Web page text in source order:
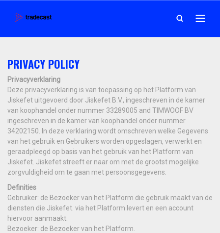
PRIVACY POLICY
Privacyverklaring
Deze privacyverklaring is van toepassing op het Platform van
Jiskefet uitgevoerd door Jiskefet B.V., ingeschreven in de kamer
van koophandel onder nummer 33289005 and TIMWOOF BV
ingeschreven in de kamer van koophandel onder nummer
34202150. In deze verklaring wordt omschreven welke Gegevens
van het gebruik en Gebruikers worden opgeslagen, verwerkt en
geraadpleegd op basis van het gebruik van het Platform van
Jiskefet. Jiskefet streeft er naar om met de grootst mogelijke
zorgvuldigheid om te gaan met persoonsgegevens.
Definities
Gebruiker: de Bezoeker van het Platform die gebruik maakt van de
diensten die Jiskefet. via het Platform levert en een account
hiervoor aanmaakt.
Bezoeker: de Bezoeker van het Platform.